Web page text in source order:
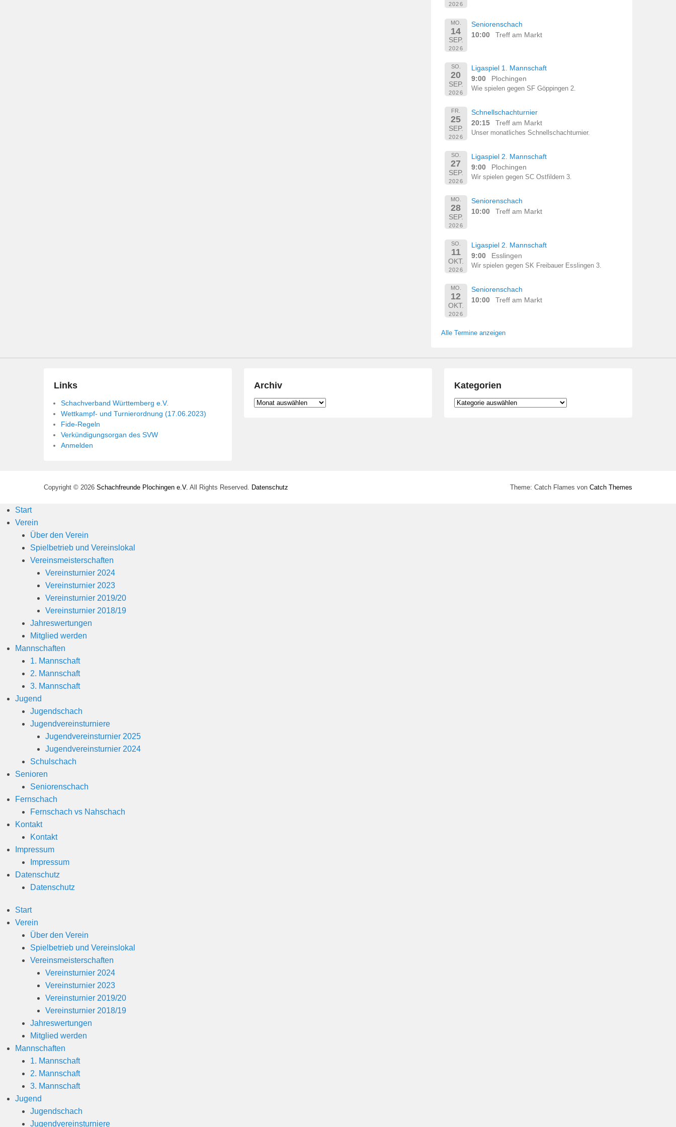
2026
MO.
14
SEP.
2026
Seniorenschach
10:00
Treff am Markt
SO.
20
SEP.
2026
Ligaspiel 1. Mannschaft
9:00
Plochingen
Wie spielen gegen SF Göppingen 2.
FR.
25
SEP.
2026
Schnellschachturnier
20:15
Treff am Markt
Unser monatliches Schnellschachturnier.
SO.
27
SEP.
2026
Ligaspiel 2. Mannschaft
9:00
Plochingen
Wir spielen gegen SC Ostfildern 3.
MO.
28
SEP.
2026
Seniorenschach
10:00
Treff am Markt
SO.
11
OKT.
2026
Ligaspiel 2. Mannschaft
9:00
Esslingen
Wir spielen gegen SK Freibauer Esslingen 3.
MO.
12
OKT.
2026
Seniorenschach
10:00
Treff am Markt
Alle Termine anzeigen
Links
Schachverband Württemberg e.V.
Wettkampf- und Turnierordnung (17.06.2023)
Fide-Regeln
Verkündigungsorgan des SVW
Anmelden
Archiv
Archiv
Kategorien
Kategorien
Copyright © 2026 Schachfreunde Plochingen e.V. All Rights Reserved. Datenschutz Theme: Catch Flames von Catch Themes
Start
Verein
Über den Verein
Spielbetrieb und Vereinslokal
Vereinsmeisterschaften
Vereinsturnier 2024
Vereinsturnier 2023
Vereinsturnier 2019/20
Vereinsturnier 2018/19
Jahreswertungen
Mitglied werden
Mannschaften
1. Mannschaft
2. Mannschaft
3. Mannschaft
Jugend
Jugendschach
Jugendvereinsturniere
Jugendvereinsturnier 2025
Jugendvereinsturnier 2024
Schulschach
Senioren
Seniorenschach
Fernschach
Fernschach vs Nahschach
Kontakt
Kontakt
Impressum
Impressum
Datenschutz
Datenschutz
Start
Verein
Über den Verein
Spielbetrieb und Vereinslokal
Vereinsmeisterschaften
Vereinsturnier 2024
Vereinsturnier 2023
Vereinsturnier 2019/20
Vereinsturnier 2018/19
Jahreswertungen
Mitglied werden
Mannschaften
1. Mannschaft
2. Mannschaft
3. Mannschaft
Jugend
Jugendschach
Jugendvereinsturniere